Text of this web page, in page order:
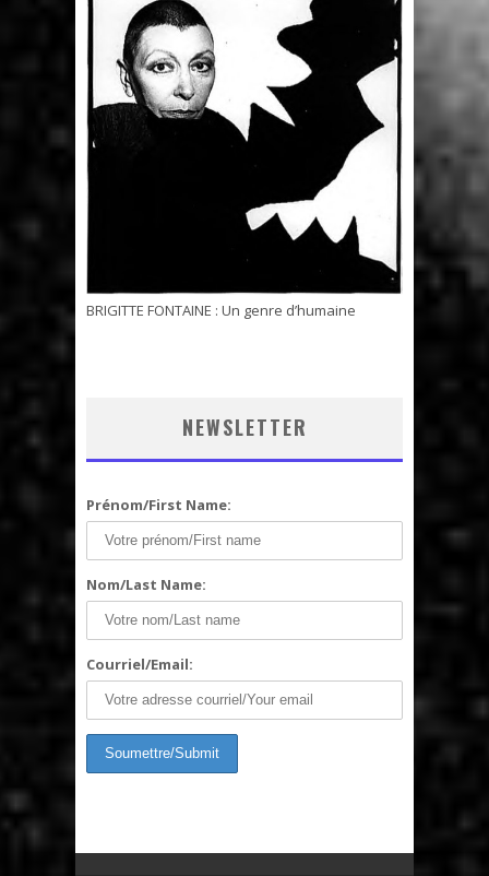
BRIGITTE FONTAINE : Un genre d’humaine
NEWSLETTER
Prénom/First Name:
Nom/Last Name:
Courriel/Email: